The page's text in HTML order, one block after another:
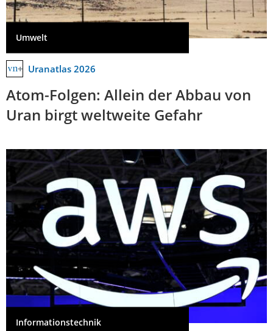
Umwelt
Uranatlas 2026
Atom-Folgen: Allein der Abbau von
Uran birgt weltweite Gefahr
Informationstechnik